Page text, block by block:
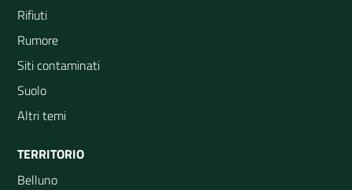
Rifiuti
Rumore
Siti contaminati
Suolo
Altri temi
TERRITORIO
Belluno